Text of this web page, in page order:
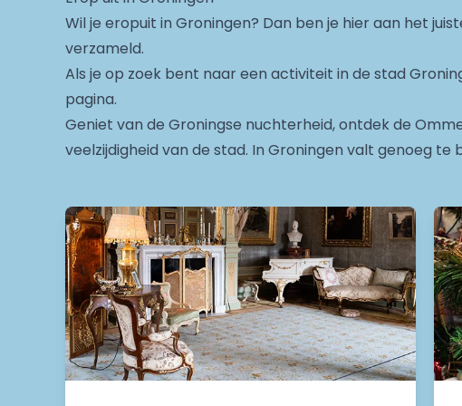
Wil je eropuit in Groningen? Dan ben je hier aan het
verzameld.
Als je op zoek bent naar een activiteit in de stad
pagina.
Geniet van de Groningse nuchterheid, ontdek de
veelzijdigheid van de stad. In Groningen valt genoeg te